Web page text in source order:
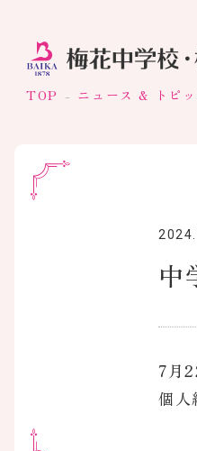
TOP ニュース & トピッ
中
7月
個人